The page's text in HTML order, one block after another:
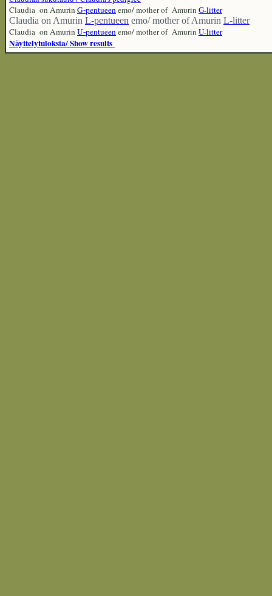
Claudia on AmurinG-pentueenemo/mother of Amurin G-litter
Claudia on Amurin L-pentueen emo/ mother of Amurin L-litter
Claudia on AmurinU-pentueenemo/mother of Amurin U-litter
Näyttelytuloksia/ Show results